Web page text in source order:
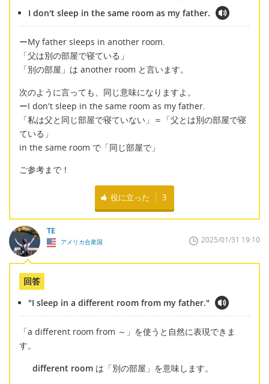
I don't sleep in the same room as my father.
ーMy father sleeps in another room.
「父は別の部屋で寝ている」
「別の部屋」は another room と言います。
次のように言っても、同じ意味になりますよ。
ーI don't sleep in the same room as my father.
「私は父と同じ部屋で寝ていない」＝「父とは別の部屋で寝
ている」
in the same room で「同じ部屋で」
ご参考まで！
役に立った 3
TE
アメリカ合衆国 2025/01/31 19:10
回答
"I sleep in a different room from my father."
「a different room from ～」を使うと自然に表現できま
す。
different roomは「別の部屋」を意味します。